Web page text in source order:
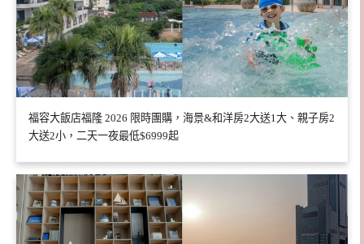
福容大飯店福隆 2026 限時團購，海景&和洋房2大送1大、親子房2
大送2小，二天一夜最低$6999起